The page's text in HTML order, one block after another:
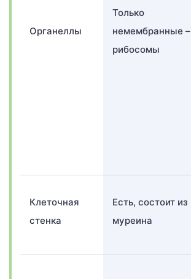
Органеллы
Только
немембранные –
рибосомы
Клеточная
стенка
Есть, состоит из
муреина